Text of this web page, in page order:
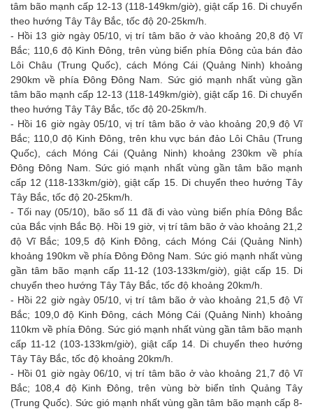
tâm bão mạnh cấp 12-13 (118-149km/giờ), giật cấp 16. Di chuyển
theo hướng Tây Tây Bắc, tốc độ 20-25km/h.
- Hồi 13 giờ ngày 05/10, vị trí tâm bão ở vào khoảng 20,8 độ Vĩ
Bắc; 110,6 độ Kinh Đông, trên vùng biển phía Đông của bán đảo
Lôi Châu (Trung Quốc), cách Móng Cái (Quảng Ninh) khoảng
290km về phía Đông Đông Nam. Sức gió mạnh nhất vùng gần
tâm bão mạnh cấp 12-13 (118-149km/giờ), giật cấp 16. Di chuyển
theo hướng Tây Tây Bắc, tốc độ 20-25km/h.
- Hồi 16 giờ ngày 05/10, vị trí tâm bão ở vào khoảng 20,9 độ Vĩ
Bắc; 110,0 độ Kinh Đông, trên khu vực bán đảo Lôi Châu (Trung
Quốc), cách Móng Cái (Quảng Ninh) khoảng 230km về phía
Đông Đông Nam. Sức gió mạnh nhất vùng gần tâm bão mạnh
cấp 12 (118-133km/giờ), giật cấp 15. Di chuyển theo hướng Tây
Tây Bắc, tốc độ 20-25km/h.
- Tối nay (05/10), bão số 11 đã đi vào vùng biển phía Đông Bắc
của Bắc vịnh Bắc Bộ. Hồi 19 giờ, vị trí tâm bão ở vào khoảng 21,2
độ Vĩ Bắc; 109,5 độ Kinh Đông, cách Móng Cái (Quảng Ninh)
khoảng 190km về phía Đông Đông Nam. Sức gió mạnh nhất vùng
gần tâm bão mạnh cấp 11-12 (103-133km/giờ), giật cấp 15. Di
chuyển theo hướng Tây Tây Bắc, tốc độ khoảng 20km/h.
- Hồi 22 giờ ngày 05/10, vị trí tâm bão ở vào khoảng 21,5 độ Vĩ
Bắc; 109,0 độ Kinh Đông, cách Móng Cái (Quảng Ninh) khoảng
110km về phía Đông. Sức gió mạnh nhất vùng gần tâm bão mạnh
cấp 11-12 (103-133km/giờ), giật cấp 14. Di chuyển theo hướng
Tây Tây Bắc, tốc độ khoảng 20km/h.
- Hồi 01 giờ ngày 06/10, vị trí tâm bão ở vào khoảng 21,7 độ Vĩ
Bắc; 108,4 độ Kinh Đông, trên vùng bờ biển tỉnh Quảng Tây
(Trung Quốc). Sức gió mạnh nhất vùng gần tâm bão mạnh cấp 8-